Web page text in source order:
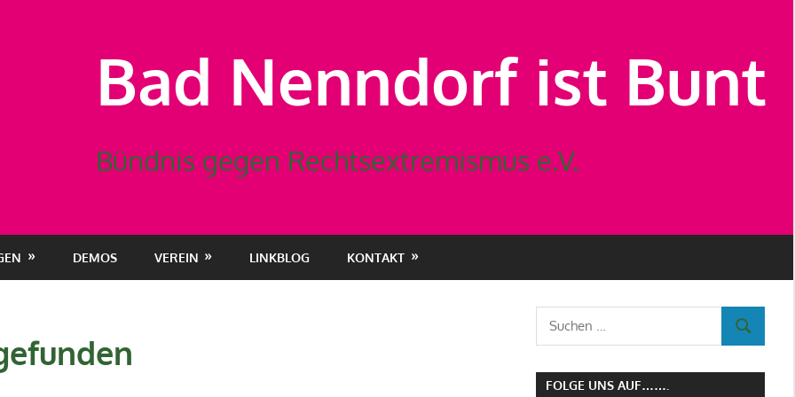
Bad Nenndorf ist Bunt
Bündnis gegen Rechtsextremismus e.V.
DEMOS VEREIN LINKBLOG KONTAKT
Suchen
nach:
SUCHEN
FOLGE UNS AUF…….